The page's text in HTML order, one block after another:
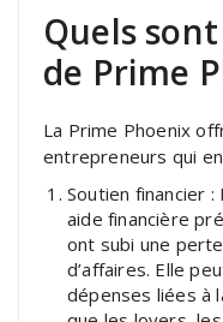
Quels
de Prime
La Prime Phoenix
entrepreneurs qui
Soutien financier
aide financière
ont subi une
d’affaires. Elle
dépenses liées à